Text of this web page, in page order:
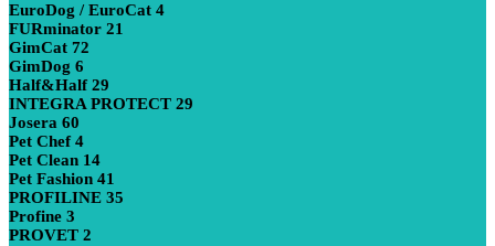
EuroDog / EuroCat 4
FURminator 21
GimCat 72
GimDog 6
Half&Half 29
INTEGRA PROTECT 29
Josera 60
Pet Chef 4
Pet Clean 14
Pet Fashion 41
PROFILINE 35
Profine 3
PROVET 2